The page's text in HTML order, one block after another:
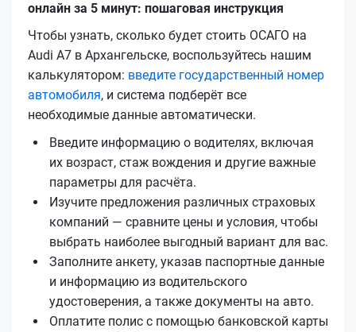
онлайн за 5 минут: пошаговая инструкция
Чтобы узнать, сколько будет стоить ОСАГО на
Audi A7 в Архангельске, воспользуйтесь нашим
калькулятором: введите государственный номер
автомобиля, и система подберёт все
необходимые данные автоматически.
Введите информацию о водителях, включая
их возраст, стаж вождения и другие важные
параметры для расчёта.
Изучите предложения различных страховых
компаний — сравните цены и условия, чтобы
выбрать наиболее выгодный вариант для вас.
Заполните анкету, указав паспортные данные
и информацию из водительского
удостоверения, а также документы на авто.
Оплатите полис с помощью банковской карты